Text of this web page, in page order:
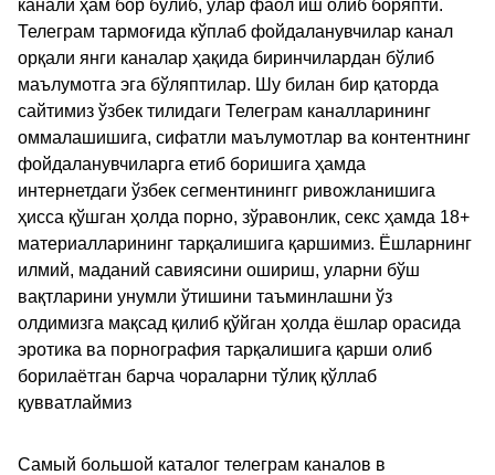
канали ҳам бор бўлиб, улар фаол иш олиб боряпти.
Телеграм тармоғида кўплаб фойдаланувчилар канал
орқали янги каналар ҳақида биринчилардан бўлиб
маълумотга эга бўляптилар. Шу билан бир қаторда
сайтимиз ўзбек тилидаги Телеграм каналларининг
оммалашишига, сифатли маълумотлар ва контентнинг
фойдаланувчиларга етиб боришига ҳамда
интернетдаги ўзбек сегментинингг ривожланишига
ҳисса қўшган ҳолда порно, зўравонлик, секс ҳамда 18+
материалларининг тарқалишига қаршимиз. Ёшларнинг
илмий, маданий савиясини ошириш, уларни бўш
вақтларини унумли ўтишини таъминлашни ўз
олдимизга мақсад қилиб қўйган ҳолда ёшлар орасида
эротика ва порнография тарқалишига қарши олиб
борилаётган барча чораларни тўлиқ қўллаб
қувватлаймиз
Самый большой каталог телеграм каналов в